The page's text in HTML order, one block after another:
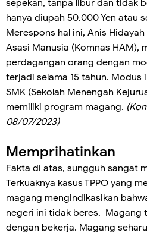
sepekan, tanpa libur dan tidak
hanya diupah 50.000 Yen atau
Merespons hal ini, Anis
Asasi Manusia (Komnas HAM),
perdagangan orang dengan
terjadi selama 15 tahun. Modus
SMK (Sekolah Menengah
memiliki program magang.
08/07/2023)
Memprihatinkan
Fakta di atas, sungguh sangat
Terkuaknya kasus TPPO yang
magang mengindikasikan
negeri ini tidak beres. Magang
dengan bekerja. Magang